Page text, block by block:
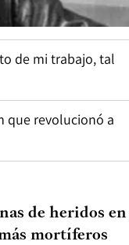
de mi trabajo, tal
que revolucionó a
de heridos en
mortíferos